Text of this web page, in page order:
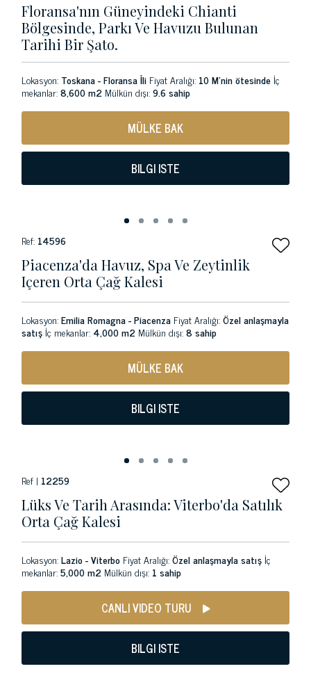
Floransa'nın Güneyindeki Chianti
Bölgesinde, Parkı Ve Havuzu Bulunan
Tarihi Bir Şato.
Lokasyon: Toskana - Floransa İli Fiyat Aralığı: 10 M'nin ötesinde İç
mekanlar:8,600 m2 Mülkün dışı:9.6 sahip
MÜLKE BAK
BILGI ISTE
Ref: 14596
Piacenza'da Havuz, Spa Ve Zeytinlik
Içeren Orta Çağ Kalesi
Lokasyon:Emilia Romagna - Piacenza Fiyat Aralığı:Özel anlaşmayla
satış İç mekanlar: 4,000 m2 Mülkün dışı:8 sahip
MÜLKE BAK
BILGI ISTE
Ref | 12259
Lüks Ve Tarih Arasında: Viterbo'da Satılık
Orta Çağ Kalesi
Lokasyon:Lazio - Viterbo Fiyat Aralığı:Özel anlaşmayla satış İç
mekanlar:5,000 m2 Mülkün dışı: 1 sahip
CANLI VIDEO TURU
BILGI ISTE